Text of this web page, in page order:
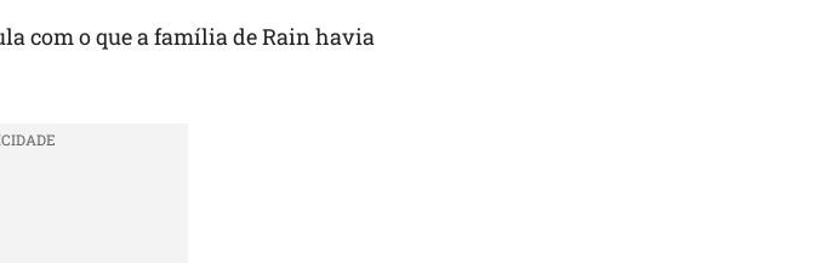
com o que a família de Rain havia